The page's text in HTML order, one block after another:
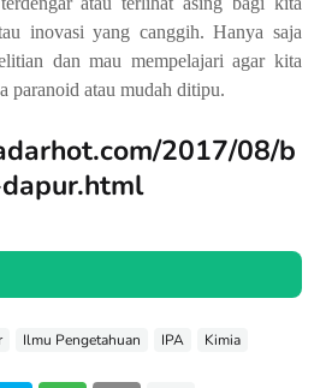
inovasi yang canggih. Hanya saja
dan mau mempelajari agar kita
paranoid atau mudah ditipu.
2017/08/b
Ilmu Pengetahuan IPA Kimia